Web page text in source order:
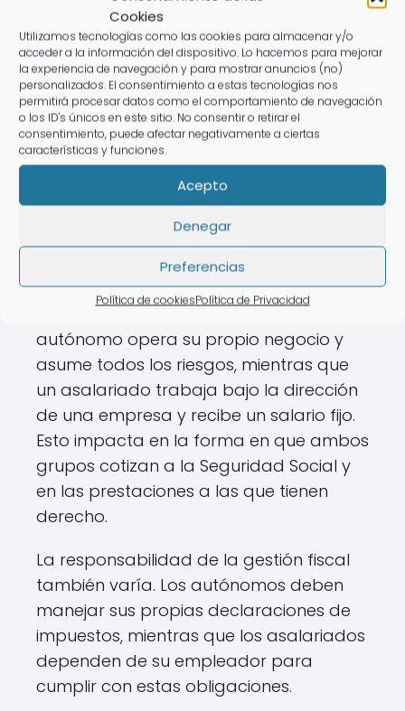
Cookies
Utilizamos tecnologías como las cookies para almacenar y/o
acceder a la información del dispositivo. Lo hacemos para mejorar
la experiencia de navegación y para mostrar anuncios (no)
personalizados. El consentimiento a estas tecnologías nos
permitirá procesar datos como el comportamiento de navegación
o los ID's únicos en este sitio. No consentir o retirar el
consentimiento, puede afectar negativamente a ciertas
características y funciones.
Acepto
Denegar
Preferencias
Política de cookiesPolítica de Privacidad
Preguntas relacionadas
sobre las diferencias
laborales
¿Cuáles son las diferencias
entre un autónomo y un
diferencias laborales entre
autónomos y asalariadosse centran
en la naturaleza de su trabajo. Un
autónomo opera su propio negocio y
asume todos los riesgos, mientras que
un asalariado trabaja bajo la dirección
de una empresa y recibe un salario fijo.
Esto impacta en la forma en que ambos
grupos cotizan a la Seguridad Social y
en las prestaciones a las que tienen
derecho.
La responsabilidad de la gestión fiscal
también varía. Los autónomos deben
manejar sus propias declaraciones de
impuestos, mientras que los asalariados
dependen de su empleador para
cumplir con estas obligaciones.